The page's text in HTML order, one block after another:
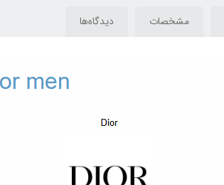
مشخصات دیدگاه‌ها